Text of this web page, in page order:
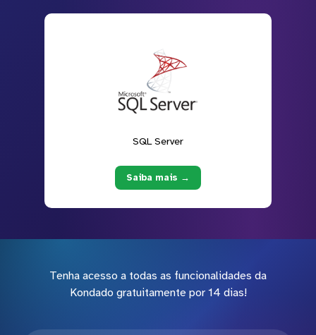
SQL Server
Saiba mais →
Tenha acesso a todas as funcionalidades da
Kondado gratuitamente por 14 dias!